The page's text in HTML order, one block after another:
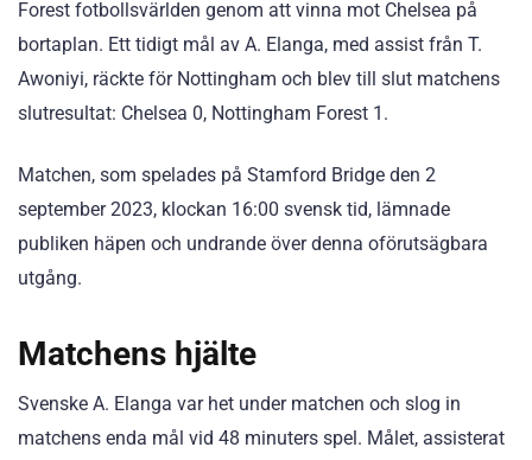
Forest fotbollsvärlden genom att vinna mot Chelsea på
bortaplan. Ett tidigt mål av A. Elanga, med assist från T.
Awoniyi, räckte för Nottingham och blev till slut matchens
slutresultat: Chelsea 0, Nottingham Forest 1.
Matchen, som spelades på Stamford Bridge den 2
september 2023, klockan 16:00 svensk tid, lämnade
publiken häpen och undrande över denna oförutsägbara
utgång.
Matchens hjälte
Svenske A. Elanga var het under matchen och slog in
matchens enda mål vid 48 minuters spel. Målet, assisterat